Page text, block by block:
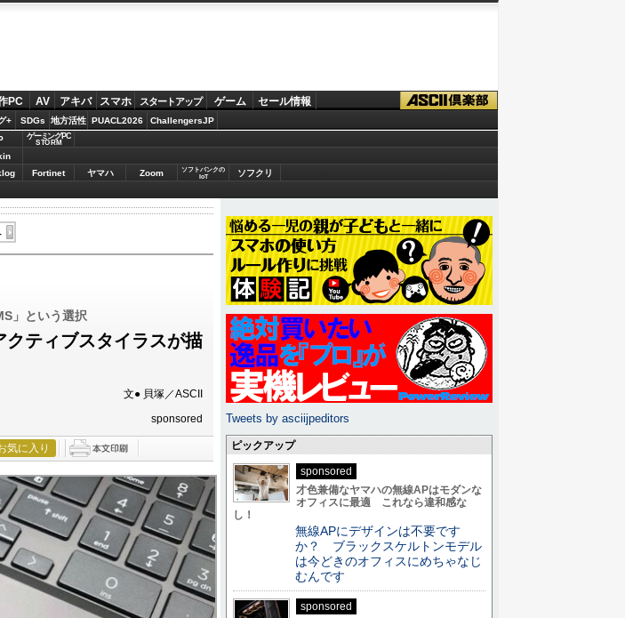
PC AV アキバ スマホ スタートアップ ゲーム セール情報
+ SDGs 地方活性 PUACL2026 ChallengersJP
ゲーミングPC
STORM
Fortinet ヤマハ Zoom
ソフトバンクの
IoT
ソフクリ
」という選択
ティブスタイラスが描
文● 貝塚／ASCII
sponsored
気に入り
Tweets by asciijpeditors
ピックアップ
sponsored
才色兼備なヤマハの無線APはモダンな
オフィスに最適 これなら違和感な
し！
無線APにデザインは不要です
か？ ブラックスケルトンモデル
は今どきのオフィスにめちゃなじ
むんです
sponsored